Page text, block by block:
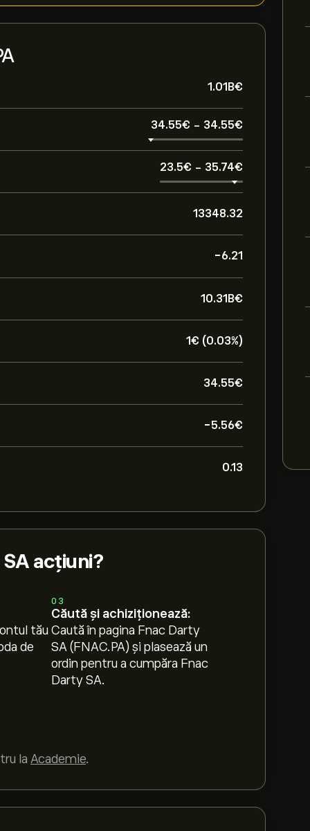
1.01B‎€‎
34.55‎€‎ - 34.55‎€‎
23.5‎€‎ - 35.74‎€‎
13348.32
-6.21
10.31B‎€‎
1‎€‎ (0.03%)
34.55‎€‎
-5.56‎€‎
0.13
acțiuni?
tău
de
03
Căută și achiziționează:
Caută în pagina Fnac Darty
SA (FNAC.PA) și plasează un
ordin pentru a cumpăra Fnac
Darty SA.
la Academie.